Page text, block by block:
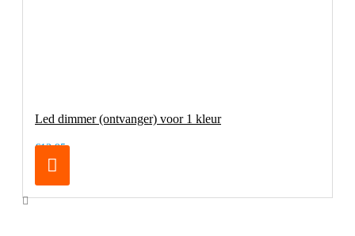
Led dimmer (ontvanger) voor 1 kleur
€13,95